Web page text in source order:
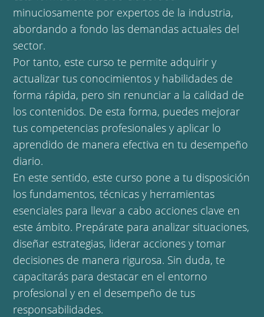
minuciosamente por expertos de la industria,
abordando a fondo las demandas actuales del
sector.
Por tanto, este curso te permite adquirir y
actualizar tus conocimientos y habilidades de
forma rápida, pero sin renunciar a la calidad de
los contenidos. De esta forma, puedes mejorar
tus competencias profesionales y aplicar lo
aprendido de manera efectiva en tu desempeño
diario.
En este sentido, este curso pone a tu disposición
los fundamentos, técnicas y herramientas
esenciales para llevar a cabo acciones clave en
este ámbito. Prepárate para analizar situaciones,
diseñar estrategias, liderar acciones y tomar
decisiones de manera rigurosa. Sin duda, te
capacitarás para destacar en el entorno
profesional y en el desempeño de tus
responsabilidades.